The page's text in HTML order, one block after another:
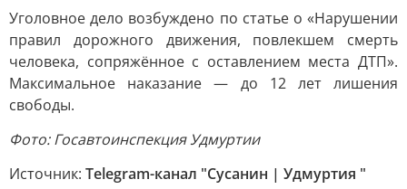
Уголовное дело возбуждено по статье о «Нарушении
правил дорожного движения, повлекшем смерть
человека, сопряжённое с оставлением места ДТП».
Максимальное наказание — до 12 лет лишения
свободы.
Фото: Госавтоинспекция Удмуртии
Источник: Telegram-канал "Сусанин | Удмуртия "